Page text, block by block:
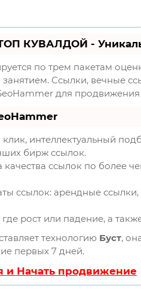
КУВАЛДОЙ -
по трем пакетам
Ссылки, вечные
для продвижения
интеллектуальный
бирж ссылок.
ссылок по более
ссылок: арендные
рост или падение, а
технологию Буст,
первых 7 дней.
и Начать продвижение